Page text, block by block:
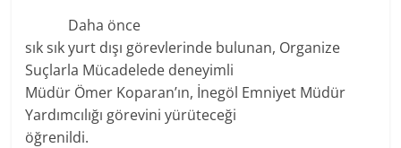
Daha önce
sık sık yurt dışı görevlerinde bulunan, Organize
Suçlarla Mücadelede deneyimli
Müdür Ömer Koparan’ın, İnegöl Emniyet Müdür
Yardımcılığı görevini yürüteceği
öğrenildi.